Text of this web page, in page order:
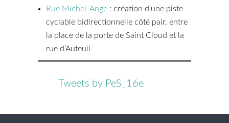
Rue Michel-Ange : création d’une piste
cyclable bidirectionnelle côté pair, entre
la place de la porte de Saint Cloud et la
rue d’Auteuil
Tweets by PeS_16e